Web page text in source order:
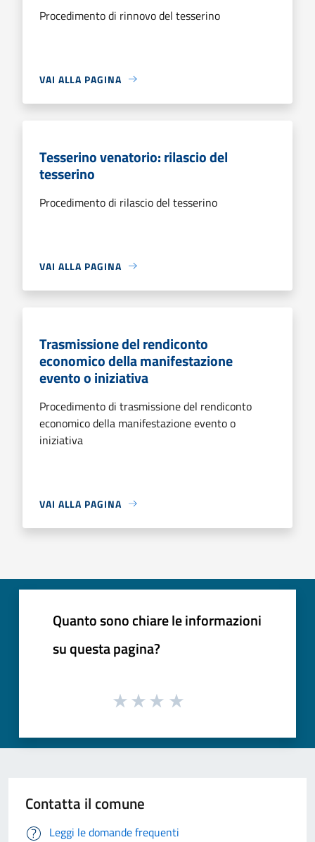
Procedimento di rinnovo del tesserino
VAI ALLA PAGINA
Tesserino venatorio: rilascio del
tesserino
Procedimento di rilascio del tesserino
VAI ALLA PAGINA
Trasmissione del rendiconto
economico della manifestazione
evento o iniziativa
Procedimento di trasmissione del rendiconto
economico della manifestazione evento o
iniziativa
VAI ALLA PAGINA
Quanto sono chiare le informazioni
su questa pagina?
Contatta il comune
Leggi le domande frequenti